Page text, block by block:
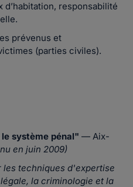
d’habitation, responsabilité
prévenus et
(parties civiles).
système pénal" — Aix-
en juin 2009)
techniques d'expertise
la criminologie et la